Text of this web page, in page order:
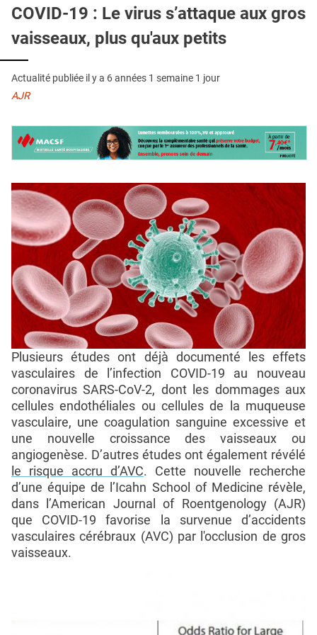
QUI SOMMES-NOUS ?
PUBLICITÉ
CONDITIONS GÉNÉRALES
CONTACT
COVID-19 : Le virus s’attaque aux gros
vaisseaux, plus qu'aux petits
Actualité publiée il y a 6 années 1 semaine 1 jour
AJR
Plusieurs études ont déjà documenté les effets
vasculaires de l’infection COVID-19 au nouveau
coronavirus SARS-CoV-2, dont les dommages aux
cellules endothéliales ou cellules de la muqueuse
vasculaire, une coagulation sanguine excessive et
une nouvelle croissance des vaisseaux ou
angiogenèse. D’autres études ont également révélé
le risque accru d’AVC. Cette nouvelle recherche
d’une équipe de l’Icahn School of Medicine révèle,
dans l’American Journal of Roentgenology (AJR)
que COVID-19 favorise la survenue d’accidents
vasculaires cérébraux (AVC) par l'occlusion de gros
vaisseaux.